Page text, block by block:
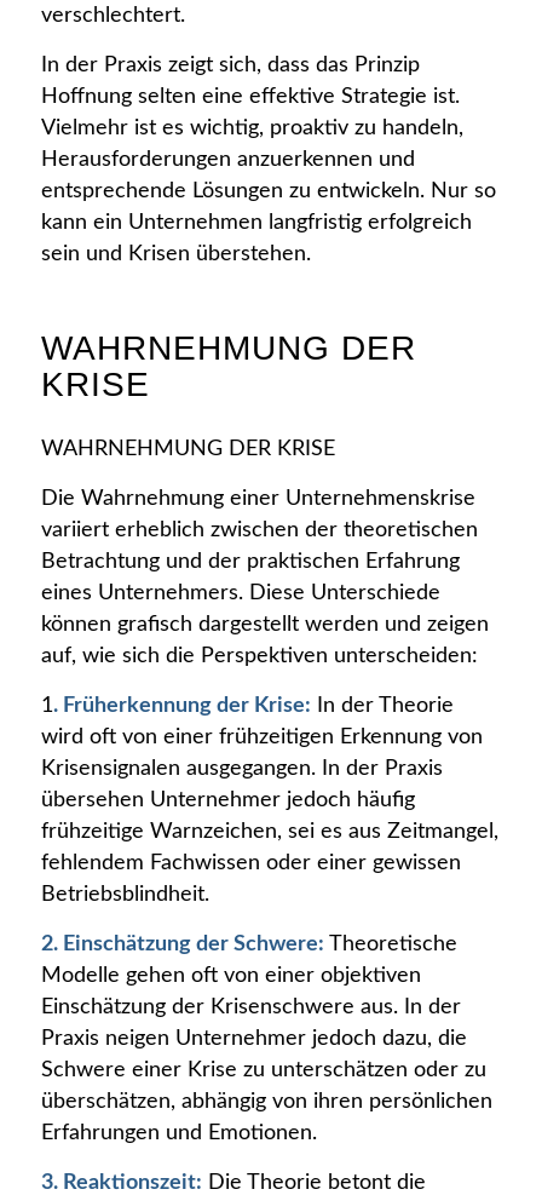
verschlechtert.
In der Praxis zeigt sich, dass das Prinzip
Hoffnung selten eine effektive Strategie ist.
Vielmehr ist es wichtig, proaktiv zu handeln,
Herausforderungen anzuerkennen und
entsprechende Lösungen zu entwickeln. Nur so
kann ein Unternehmen langfristig erfolgreich
sein und Krisen überstehen.
WAHRNEHMUNG DER
KRISE
WAHRNEHMUNG DER KRISE
Die Wahrnehmung einer Unternehmenskrise
variiert erheblich zwischen der theoretischen
Betrachtung und der praktischen Erfahrung
eines Unternehmers. Diese Unterschiede
können grafisch dargestellt werden und zeigen
auf, wie sich die Perspektiven unterscheiden:
1. Früherkennung der Krise: In der Theorie
wird oft von einer frühzeitigen Erkennung von
Krisensignalen ausgegangen. In der Praxis
übersehen Unternehmer jedoch häufig
frühzeitige Warnzeichen, sei es aus Zeitmangel,
fehlendem Fachwissen oder einer gewissen
Betriebsblindheit.
2. Einschätzung der Schwere: Theoretische
Modelle gehen oft von einer objektiven
Einschätzung der Krisenschwere aus. In der
Praxis neigen Unternehmer jedoch dazu, die
Schwere einer Krise zu unterschätzen oder zu
überschätzen, abhängig von ihren persönlichen
Erfahrungen und Emotionen.
3. Reaktionszeit: Die Theorie betont die